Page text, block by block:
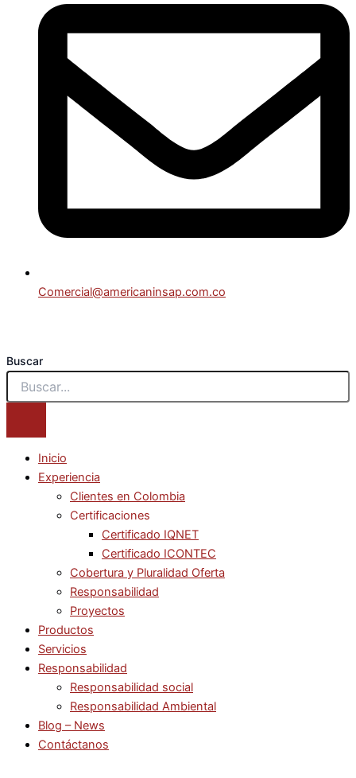
Comercial@americaninsap.com.co
Buscar
Inicio
Experiencia
Clientes en Colombia
Certificaciones
Certificado IQNET
Certificado ICONTEC
Cobertura y Pluralidad Oferta
Responsabilidad
Proyectos
Productos
Servicios
Responsabilidad
Responsabilidad social
Responsabilidad Ambiental
Blog – News
Contáctanos